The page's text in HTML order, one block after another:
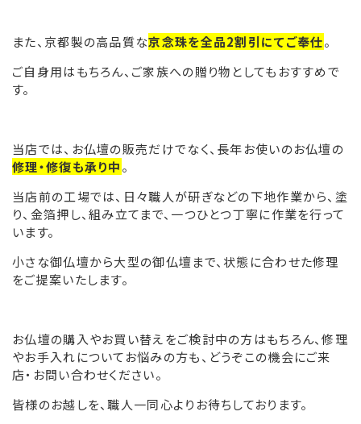
また、京都製の高品質な京念珠を全品2割引にてご奉仕。
ご自身用はもちろん、ご家族への贈り物としてもおすすめで
す。
当店では、お仏壇の販売だけでなく、長年お使いのお仏壇の
修理・修復も承り中。
当店前の工場では、日々職人が研ぎなどの下地作業から、塗
り、金箔押し、組み立てまで、一つひとつ丁寧に作業を行って
います。
小さな御仏壇から大型の御仏壇まで、状態に合わせた修理
をご提案いたします。
お仏壇の購入やお買い替えをご検討中の方はもちろん、修理
やお手入れについてお悩みの方も、どうぞこの機会にご来
店・お問い合わせください。
皆様のお越しを、職人一同心よりお待ちしております。